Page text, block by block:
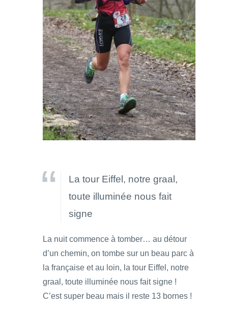
La tour Eiffel, notre graal,
toute illuminée nous fait
signe
La nuit commence à tomber… au détour
d’un chemin, on tombe sur un beau parc à
la française et au loin, la tour Eiffel, notre
graal, toute illuminée nous fait signe !
C’est super beau mais il reste 13 bornes !